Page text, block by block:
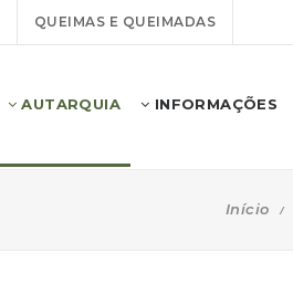
QUEIMAS E QUEIMADAS
AUTARQUIA INFORMAÇÕES
Início